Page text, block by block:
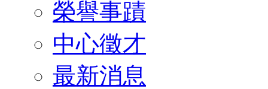
榮譽事蹟
中心徵才
最新消息